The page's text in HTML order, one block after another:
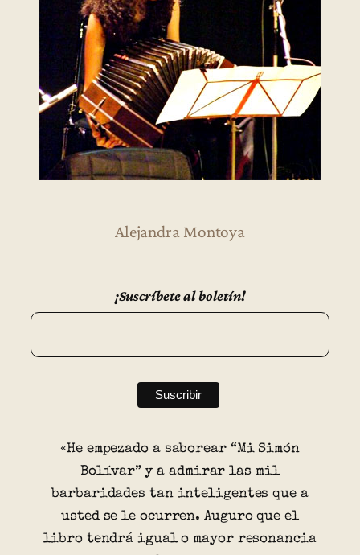
Alejandra Montoya
¡Suscríbete al boletín!
«He empezado a saborear “Mi Simón
Bolívar” y a admirar las mil
barbaridades tan inteligentes que a
usted se le ocurren. Auguro que el
libro tendrá igual o mayor resonancia